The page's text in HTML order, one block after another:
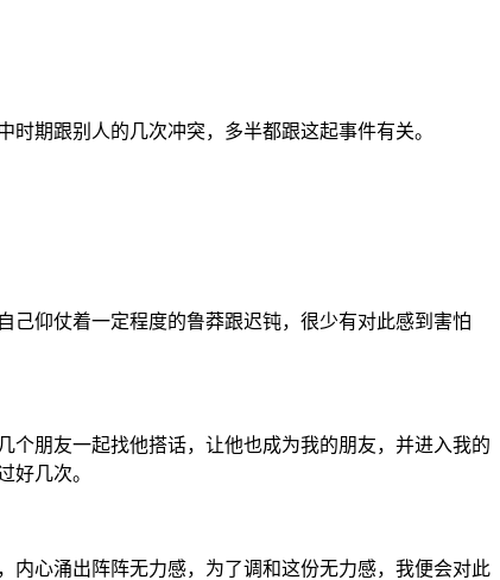
期跟别人的几次冲突，多半都跟这起事件有关。
己仰仗着一定程度的鲁莽跟迟钝，很少有对此感到害怕
朋友一起找他搭话，让他也成为我的朋友，并进入我的
好几次。
内心涌出阵阵无力感，为了调和这份无力感，我便会对此